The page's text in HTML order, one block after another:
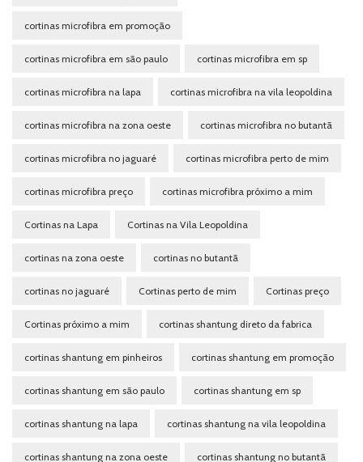
cortinas microfibra em promoção
cortinas microfibra em são paulo cortinas microfibra em sp
cortinas microfibra na lapa cortinas microfibra na vila leopoldina
cortinas microfibra na zona oeste cortinas microfibra no butantã
cortinas microfibra no jaguaré cortinas microfibra perto de mim
cortinas microfibra preço cortinas microfibra próximo a mim
Cortinas na Lapa Cortinas na Vila Leopoldina
cortinas na zona oeste cortinas no butantã
cortinas no jaguaré Cortinas perto de mim Cortinas preço
Cortinas próximo a mim cortinas shantung direto da fabrica
cortinas shantung em pinheiros cortinas shantung em promoção
cortinas shantung em são paulo cortinas shantung em sp
cortinas shantung na lapa cortinas shantung na vila leopoldina
cortinas shantung na zona oeste cortinas shantung no butantã